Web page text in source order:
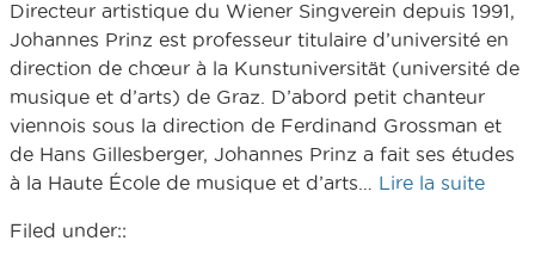
Directeur artistique du Wiener Singverein depuis 1991,
Johannes Prinz est professeur titulaire d’université en
direction de chœur à la Kunstuniversität (université de
musique et d’arts) de Graz. D’abord petit chanteur
viennois sous la direction de Ferdinand Grossman et
de Hans Gillesberger, Johannes Prinz a fait ses études
à la Haute École de musique et d’arts… Lire la suite
Filed under::